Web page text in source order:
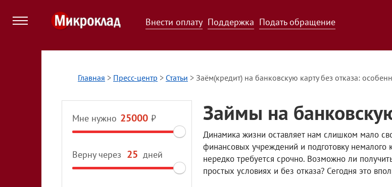
Внести оплату Поддержка Подать обращение
Главная > Пресс-центр > Статьи > Заём(кредит) на банковскую карту без отказа:
Мне нужно ₽
Верну через дней
Займы на
Динамика жизни оставляет нам слишком мало
финансовых учреждений и подготовку немалого
нередко требуется срочно. Возможно ли
простых условиях и без отказа? Сегодня это